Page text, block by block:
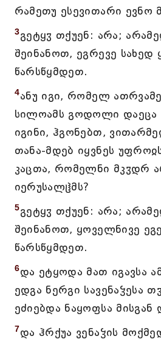
რამეთუ ესევითარი ევნო
3გეტყჳ თქუენ: არა;
შეინანოთ, ეგრევე სახედ
წარსწყმდეთ.
4ანუ იგი, რომელ
სილოამს გოდოლი დაეცა
იგინი, ჰგონებთ,
თანა-მდებ იყვნეს
კაცთა, რომელნი მკჳდრ
იერუსალჱმს?
5გეტყჳ თქუენ: არა;
შეინანოთ, ყოველნივე
წარსწყმდეთ.
6და ეტყოდა მათ იგავსა
ედგა ნერგი სავენაჴესა
ეძიებდა ნაყოფსა მისგან
7და ჰრქუა ვენაჴის